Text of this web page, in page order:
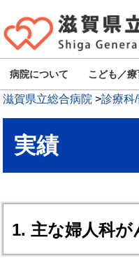
病院について こども／療
滋賀県立総合病院 >診療科
実績
1. 主な婦人科が